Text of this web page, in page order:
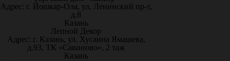
Адрес: г. Йошкар-Ола, ул. Ленинский пр-т,
д.8
Казань
Лепной Декор
Адрес: г. Казань, ул. Хусаина Ямашева,
д.93, ТК «Савиново», 2 таж
Казань